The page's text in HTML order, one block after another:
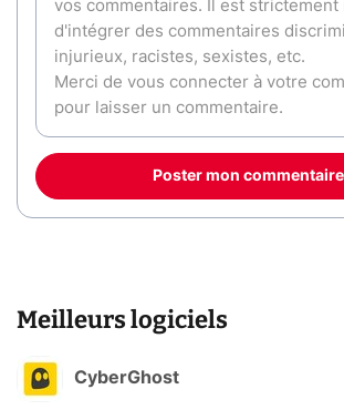
Poster mon commentaire
Meilleurs logiciels
CyberGhost